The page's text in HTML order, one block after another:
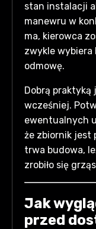
stan instalacji
manewru w
ma, kierowca
zwykle
odmowę.
Dobrą
wcześniej.
ewentualnych
że zbiornik jest
trwa budowa,
zrobiło się
Jak
przed